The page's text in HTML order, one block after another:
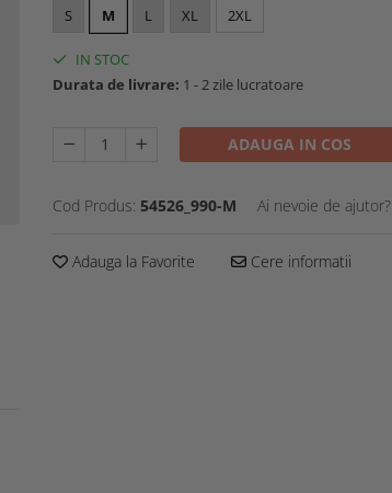
S M L XL 2XL
IN STOC
Durata de livrare: 1 - 2 zile lucratoare
ADAUGA IN COS
Cod Produs: 54526_990-M Ai nevoie de ajutor?
Adauga la Favorite Cere informatii